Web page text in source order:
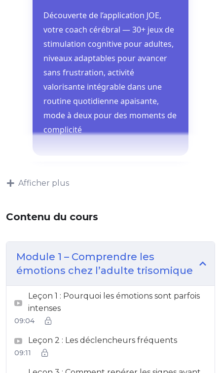
Découverte de l’application JOE,
votre coach cérébral — 30+ jeux de
stimulation cognitive pour adultes,
niveaux adaptables pour avancer
sans frustration, activité
valorisante intégrable dans une
routine quotidienne apaisante,
mode à deux pour des moments de
complicité
Afficher plus
Contenu du cours
Module 1 – Comprendre les
émotions chez l’adulte trisomique
Leçon 1 : Pourquoi les émotions sont parfois
intenses
09:04
Leçon 2 : Les déclencheurs fréquents
09:11